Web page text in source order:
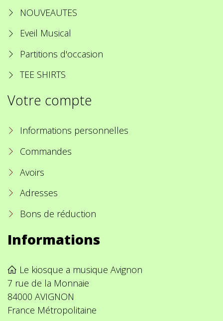
NOUVEAUTES
Eveil Musical
Partitions d'occasion
TEE SHIRTS
Votre compte
Informations personnelles
Commandes
Avoirs
Adresses
Bons de réduction
Informations
Le kiosque a musique Avignon
7 rue de la Monnaie
84000 AVIGNON
France Métropolitaine